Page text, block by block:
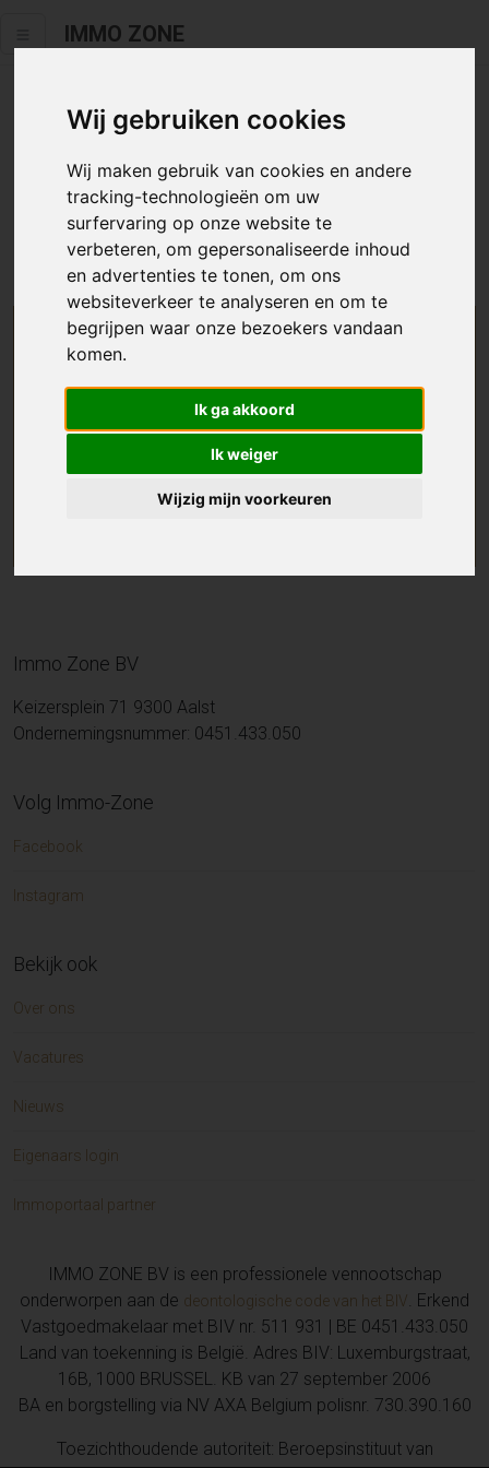
Wij gebruiken cookies
Wij maken gebruik van cookies en andere
tracking-technologieën om uw
surfervaring op onze website te
verbeteren, om gepersonaliseerde inhoud
en advertenties te tonen, om ons
websiteverkeer te analyseren en om te
begrijpen waar onze bezoekers vandaan
komen.
Ik ga akkoord
Ik weiger
Wijzig mijn voorkeuren
IMMO ZONE
Helaas staat dit zoekertje niet
meer online.
Neem zeker een kijkje in ons aanbod te koop
We helpen u graag zoeken
Maak hier een zoekprofiel aan en we houden u op
de hoogte van passend aanbod.
Immo Zone BV
Keizersplein 71 9300 Aalst
Ondernemingsnummer: 0451.433.050
Volg Immo-Zone
Facebook
Instagram
Bekijk ook
Over ons
Vacatures
Nieuws
Eigenaars login
Immoportaal partner
IMMO ZONE BV is een professionele vennootschap
onderworpen aan de deontologische code van het BIV. Erkend
Vastgoedmakelaar met BIV nr. 511 931 | BE 0451.433.050
Land van toekenning is België. Adres BIV: Luxemburgstraat,
16B, 1000 BRUSSEL. KB van 27 september 2006
BA en borgstelling via NV AXA Belgium polisnr. 730.390.160
Toezichthoudende autoriteit: Beroepsinstituut van